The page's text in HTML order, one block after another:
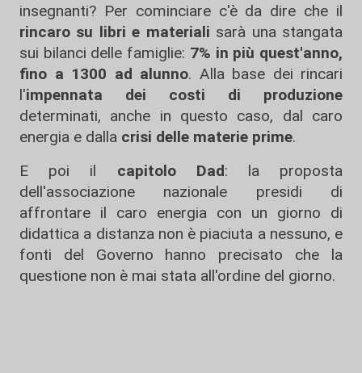
insegnanti? Per cominciare c'è da dire che il
rincaro su libri e materiali sarà una stangata
sui bilanci delle famiglie: 7% in più quest'anno,
fino a 1300 ad alunno. Alla base dei rincari
l'impennata dei costi di produzione
determinati, anche in questo caso, dal caro
energia e dalla crisi delle materie prime.
E poi il capitolo Dad: la proposta
dell'associazione nazionale presidi di
affrontare il caro energia con un giorno di
didattica a distanza non è piaciuta a nessuno, e
fonti del Governo hanno precisato che la
questione non è mai stata all'ordine del giorno.